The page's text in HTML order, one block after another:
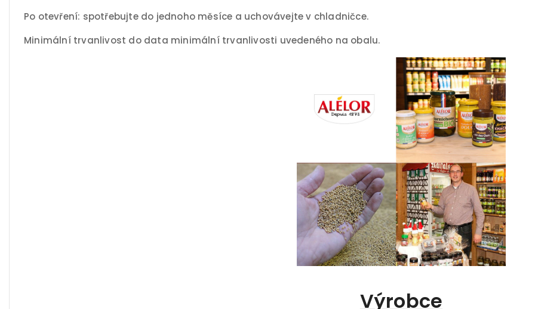
Po otevření: spotřebujte do jednoho měsíce a uchovávejte v chladničce.
Minimální trvanlivost do data minimální trvanlivosti uvedeného na obalu.
Výrobce